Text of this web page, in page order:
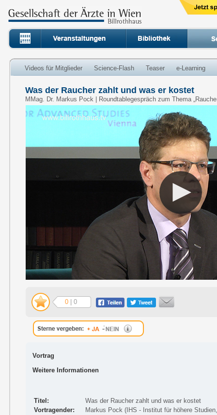
Videos für Mitglieder Science-Flash Teaser e-Learning
Was der Raucher zahlt und was er kostet
MMag. Dr. Markus Pock | Roundtablegespräch zum Thema
0 | 0
Vortrag
Weitere Informationen
Titel:
Was der Raucher zahlt und was er kostet
Vortragender:
Markus Pock (IHS - Institut für höhere